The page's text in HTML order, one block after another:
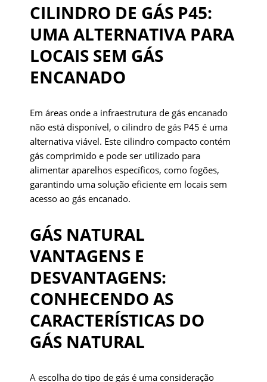
CILINDRO DE GÁS P45:
UMA ALTERNATIVA PARA
LOCAIS SEM GÁS
ENCANADO
Em áreas onde a infraestrutura de gás encanado
não está disponível, o cilindro de gás P45 é uma
alternativa viável. Este cilindro compacto contém
gás comprimido e pode ser utilizado para
alimentar aparelhos específicos, como fogões,
garantindo uma solução eficiente em locais sem
acesso ao gás encanado.
GÁS NATURAL
VANTAGENS E
DESVANTAGENS:
CONHECENDO AS
CARACTERÍSTICAS DO
GÁS NATURAL
A escolha do tipo de gás é uma consideração